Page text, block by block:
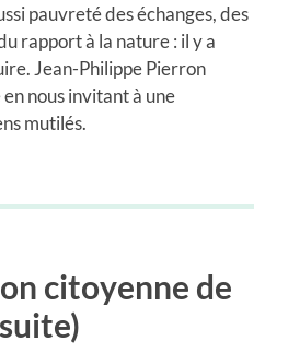
pauvreté des échanges, des
rapport à la nature : il y a
Jean-Philippe Pierron
nous invitant à une
mutilés.
citoyenne de